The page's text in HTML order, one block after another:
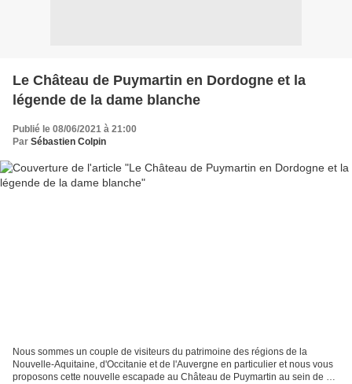
Le Château de Puymartin en Dordogne et la
légende de la dame blanche
Publié le 08/06/2021 à 21:00
Par Sébastien Colpin
Nous sommes un couple de visiteurs du patrimoine des régions de la
Nouvelle-Aquitaine, d'Occitanie et de l'Auvergne en particulier et nous vous
proposons cette nouvelle escapade au Château de Puymartin au sein de ce